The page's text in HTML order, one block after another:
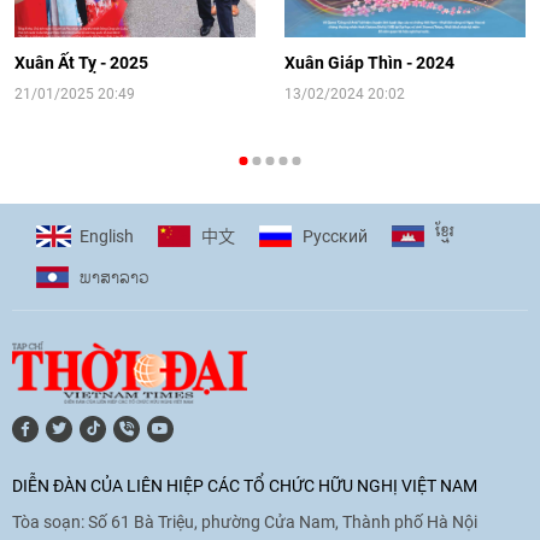
[Video] Đối ngoại nhân dân Thủ đô
hướng tới kết nối hiệu quả nguồn lực
người Việt Nam ở nước ngoài
16:58|10/06/2026
cùng thanh thiếu nhi tiên phong ứng
phó với biến đổi khí hậu
17:07|09/06/2026
[Video] Lào dành ưu tiên hàng đầu cho
quan hệ với Việt Nam
11:01 |09/06/2026
[Video] Doanh nghiệp Hoa Kỳ hỗ trợ
Xuân Ất Tỵ - 2025
21/01/2025 20:49
Xuân Giáp Thìn - 2024
13/02/2024 20:02
English 中文 Pусский ខ្មែរ
ພາ​ສາ​ລາວ
DIỄN ĐÀN CỦA LIÊN HIỆP CÁC TỔ CHỨC HỮU NGHỊ VIỆT NAM
Tòa soạn: Số 61 Bà Triệu, phường Cửa Nam, Thành phố Hà Nội